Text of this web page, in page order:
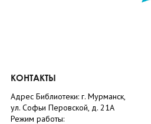
КОНТАКТЫ
Адрес Библиотеки: г. Мурманск,
ул. Софьи Перовской, д. 21А
Режим работы: